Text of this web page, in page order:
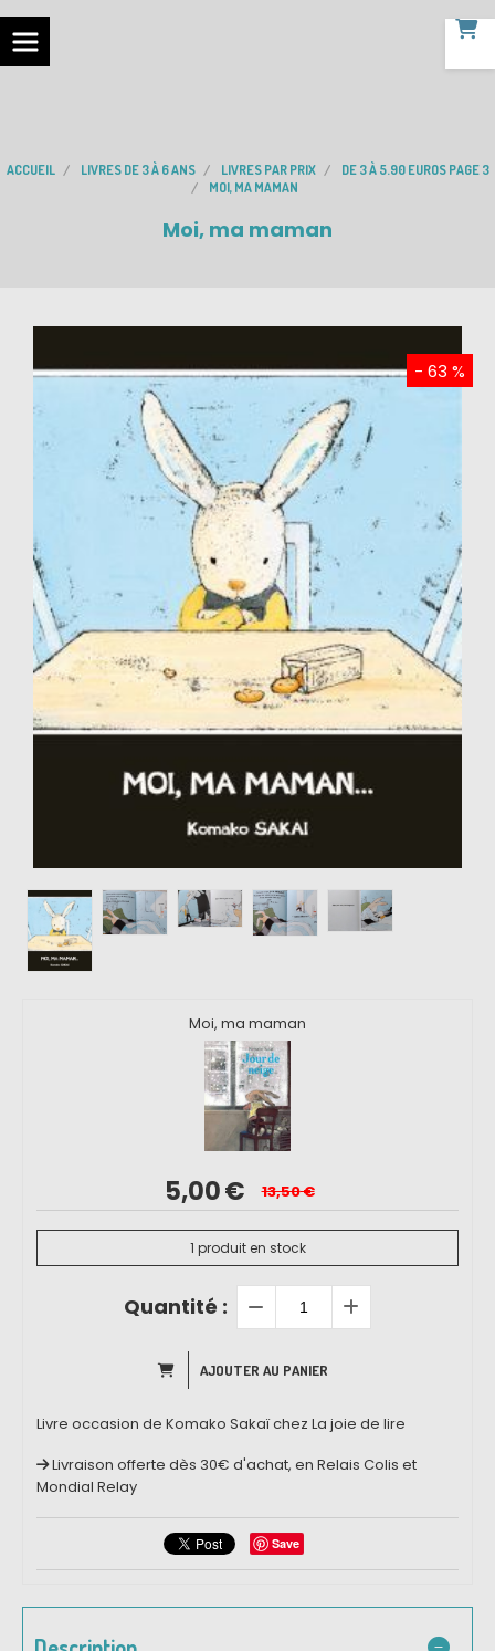
ACCUEIL LIVRES DE 3 À 6 ANS LIVRES PAR PRIX
DE 3 À 5.90 EUROS PAGE 3
MOI, MA MAMAN
Moi, ma maman
- 63 %
Moi, ma maman
5,00€ 13,50€
1 produit en stock
Quantité :
AJOUTER AU PANIER
Livre occasion de Komako Sakaï chez La joie de lire
Livraison offerte dès 30€ d'achat, en Relais Colis et
Mondial Relay
Save